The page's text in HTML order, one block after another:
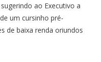
ao Executivo a
um cursinho pré-
de baixa renda oriundos